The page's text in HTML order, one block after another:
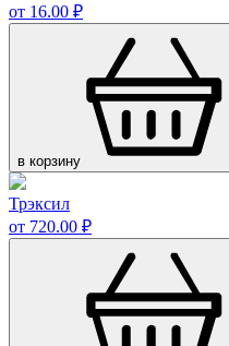
от 16.00 ₽
в корзину
Трэксил
от 720.00 ₽